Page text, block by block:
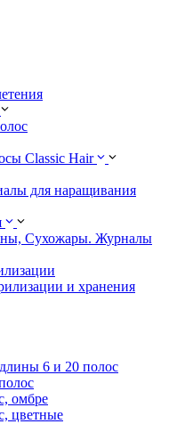
Classic Hair
для наращивания
Сухожары. Журналы
и хранения
6 и 20 полос
омбре
цветные